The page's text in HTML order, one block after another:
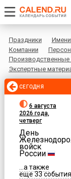
Праздники
Компании
Производственные
Экспертные
СЕГОДНЯ
6 августа
2026 года,
четверг
День
войск
России
...а также
еще 33 события